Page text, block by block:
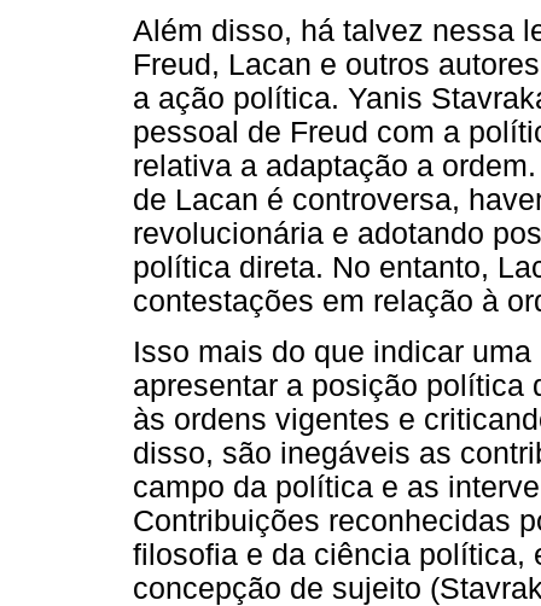
Além disso, há talvez nessa
Freud, Lacan e outros
a ação política. Yanis
pessoal de Freud com a
relativa a adaptação a
de Lacan é controversa,
revolucionária e adotando
política direta. No entanto,
contestações em relação à
Isso mais do que indicar
apresentar a posição política
às ordens vigentes e
disso, são inegáveis as
campo da política e as
Contribuições reconhecidas
filosofia e da ciência política,
concepção de sujeito